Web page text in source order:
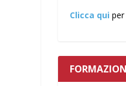
Clicca qui